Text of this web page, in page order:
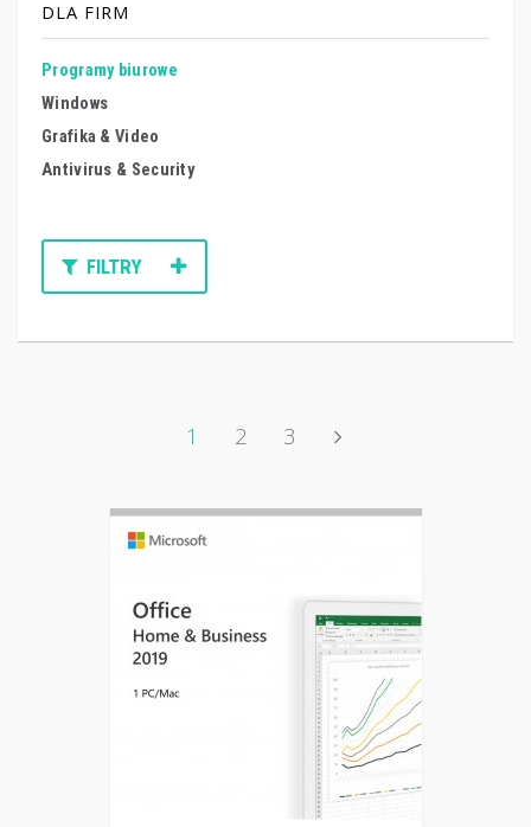
DLA FIRM
Programy biurowe
Windows
Grafika & Video
Antivirus & Security
FILTRY
1 2 3